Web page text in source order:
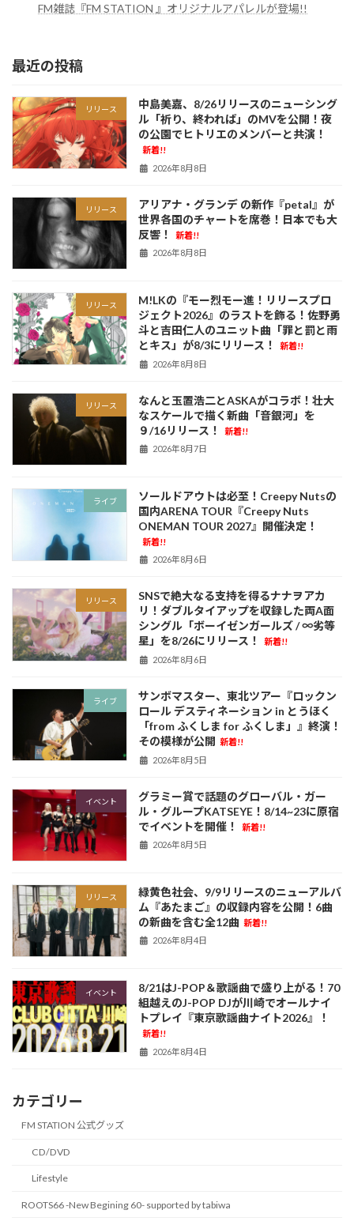
FM雑誌『FM STATION 』オリジナルアパレルが登場!!
最近の投稿
リリース
中島美嘉、8/26リリースのニューシング
ル「祈り、終われば」のMVを公開！夜
の公園でヒトリエのメンバーと共演！
新着!!
2026年8月8日
リリース
アリアナ・グランデ の新作『petal』が
世界各国のチャートを席巻！日本でも大
反響！
新着!!
2026年8月8日
リリース
M!LKの『モー烈モー進！リリースプロ
ジェクト2026』のラストを飾る！佐野勇
斗と吉田仁人のユニット曲「罪と罰と雨
とキス」が8/3にリリース！
新着!!
2026年8月8日
リリース
なんと玉置浩二とASKAがコラボ！壮大
なスケールで描く新曲「音銀河」を
９/16リリース！
新着!!
2026年8月7日
ライブ
ソールドアウトは必至！Creepy Nutsの
国内ARENA TOUR『Creepy Nuts
ONEMAN TOUR 2027』開催決定！
新着!!
2026年8月6日
リリース
SNSで絶大なる支持を得るナナヲアカ
リ！ダブルタイアップを収録した両A面
シングル「ボーイゼンガールズ / ∞劣等
星」を8/26にリリース！
新着!!
2026年8月6日
ライブ
サンボマスター、東北ツアー『ロックン
ロール デスティネーション in とうほく
「from ふくしま for ふくしま」』終演！
その模様が公開 新着!!
2026年8月5日
イベント
グラミー賞で話題のグローバル・ガー
ル・グループKATSEYE！8/14~23に原宿
でイベントを開催！
新着!!
2026年8月5日
リリース
緑黄色社会、9/9リリースのニューアルバ
ム『あたまご』の収録内容を公開！6曲
の新曲を含む全12曲 新着!!
2026年8月4日
イベント
8/21はJ-POP＆歌謡曲で盛り上がる！70
組越えのJ-POP DJが川崎でオールナイ
トプレイ『東京歌謡曲ナイト2026』！
新着!!
2026年8月4日
カテゴリー
FM STATION 公式グッズ
CD/DVD
Lifestyle
ROOTS66 -New Begining 60- supported by tabiwa